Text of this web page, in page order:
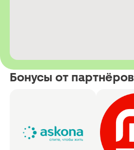
Бонусы от партнёров